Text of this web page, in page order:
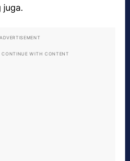
juga.
ADVERTISEMENT
CONTINUE WITH CONTENT